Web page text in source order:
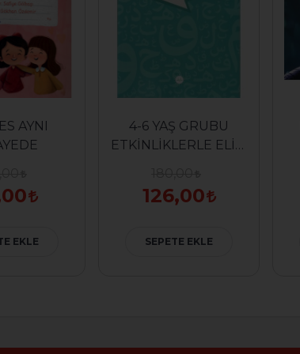
AYNI
EKLE
4-6 YAŞ GRUBU
ETKİNLİKLERLE ELİF-
126,00
SEPETE EKLE